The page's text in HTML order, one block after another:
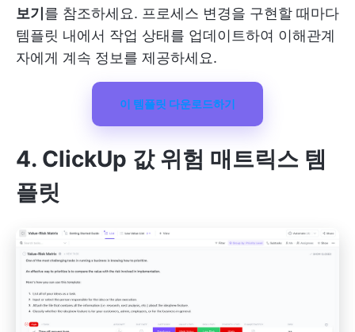
보기 를 참조하세요. 프로세스 변경을 구현할 때마다
템플릿 내에서 작업 상태를 업데이트하여 이해관계
자에게 계속 정보를 제공하세요.
이 템플릿 다운로드하기
4. ClickUp 값 위험 매트릭스 템
플릿